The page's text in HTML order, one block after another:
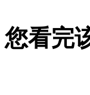
日本前首相鸠
您看完